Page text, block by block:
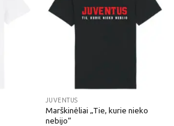
JUVENTUS
Marškinėliai „Tie, kurie nieko
nebijo“